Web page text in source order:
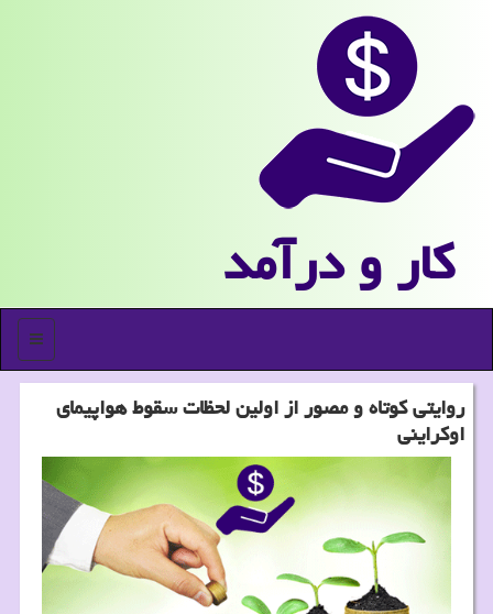
كار و درآمد
منو
روایتی کوتاه و مصور از اولین لحظات سقوط هواپیمای
اوکراینی